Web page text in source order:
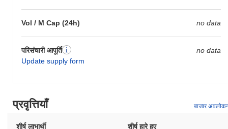
Vol / M Cap (24h) no data
परिसंचारी आपूर्ति
Update supply form
no data
प्रवृत्तियाँ बाजार
शीर्ष लाभार्थी शीर्ष हारे हुए